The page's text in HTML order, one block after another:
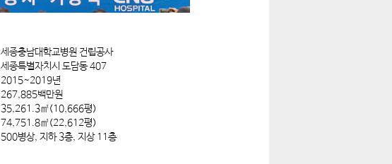
세종충남대학교병원 건립공사
세종특별자치시 도담동 407
2015~2019년
267,885백만원
35,261.3㎡(10,666평)
74,751.8㎡(22,612평)
500병상, 지하 3층, 지상 11층